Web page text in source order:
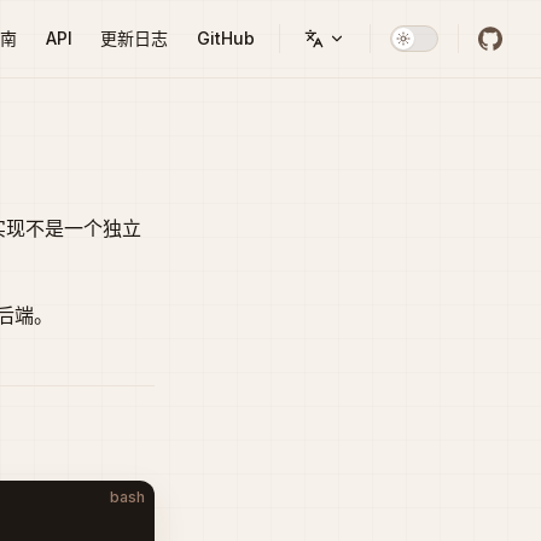
API 更新日志 GitHub
不是一个独立
。
bash